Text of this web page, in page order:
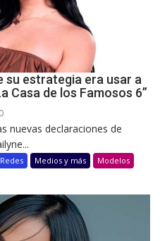
su estrategia era usar a
Casa de los Famosos 6”
0
nuevas declaraciones de
Medios y más
Modelos